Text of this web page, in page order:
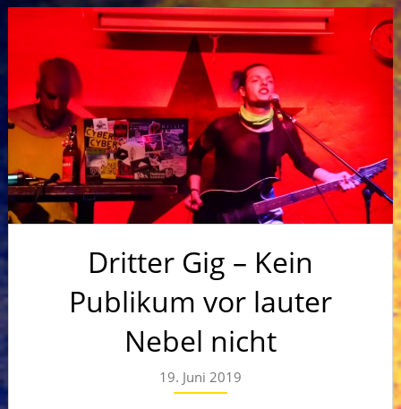
Dritter Gig – Kein
Publikum vor lauter
Nebel nicht
19. Juni 2019